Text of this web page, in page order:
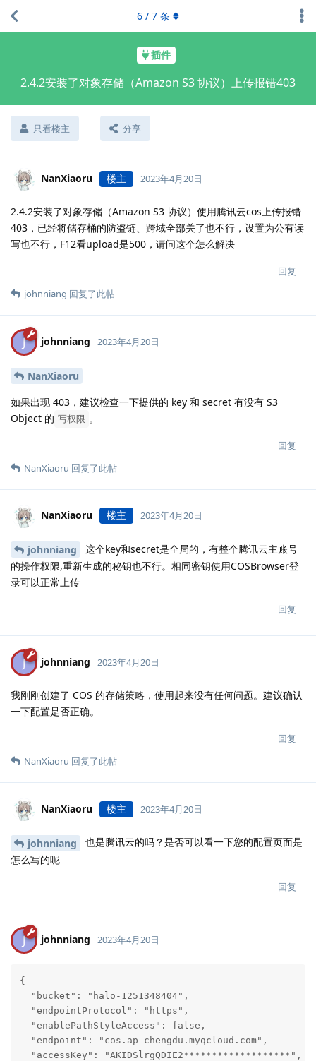
插件
2.4.2安装了对象存储（Amazon S3 协议）上传报错403
只看楼主 分享
6 / 7 条
NanXiaoru 楼主 2023年4月20日
2.4.2安装了对象存储（Amazon S3 协议）使用腾讯云cos上传报错
403，已经将储存桶的防盗链、跨域全部关了也不行，设置为公有读
写也不行，F12看upload是500，请问这个怎么解决
回复
johnniang 回复了此帖
J johnniang 2023年4月20日
NanXiaoru
如果出现 403，建议检查一下提供的 key 和 secret 有没有 S3
Object 的 写权限 。
回复
NanXiaoru 回复了此帖
NanXiaoru 楼主 2023年4月20日
johnniang
这个key和secret是全局的，有整个腾讯云主账号
的操作权限,重新生成的秘钥也不行。相同密钥使用COSBrowser登
录可以正常上传
回复
J johnniang 2023年4月20日
我刚刚创建了 COS 的存储策略，使用起来没有任何问题。建议确认
一下配置是否正确。
回复
NanXiaoru 回复了此帖
NanXiaoru 楼主 2023年4月20日
johnniang
也是腾讯云的吗？是否可以看一下您的配置页面是
怎么写的呢
回复
J johnniang 2023年4月20日
{
  "bucket": "halo-1251348404",
  "endpointProtocol": "https",
  "enablePathStyleAccess": false,
  "endpoint": "cos.ap-chengdu.myqcloud.com",
  "accessKey": "AKIDSlrgQDIE2*******************",